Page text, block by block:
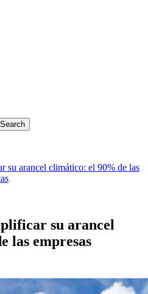
Search
Search
su arancel climático: el 90% de las
su arancel
las empresas